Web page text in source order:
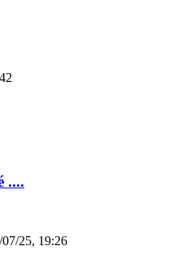
....
07/25, 19:26